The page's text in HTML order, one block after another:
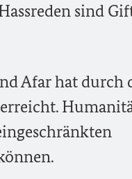
sind
Afar hat durch